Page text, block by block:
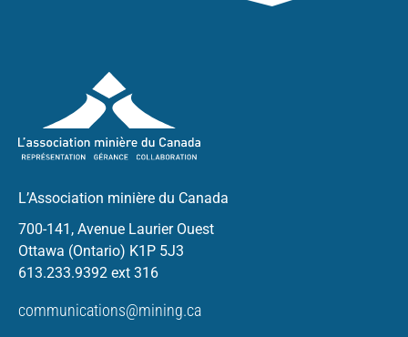
L’Association minière du Canada
700-141, Avenue Laurier Ouest
Ottawa (Ontario) K1P 5J3
613.233.9392 ext 316
communications@mining.ca